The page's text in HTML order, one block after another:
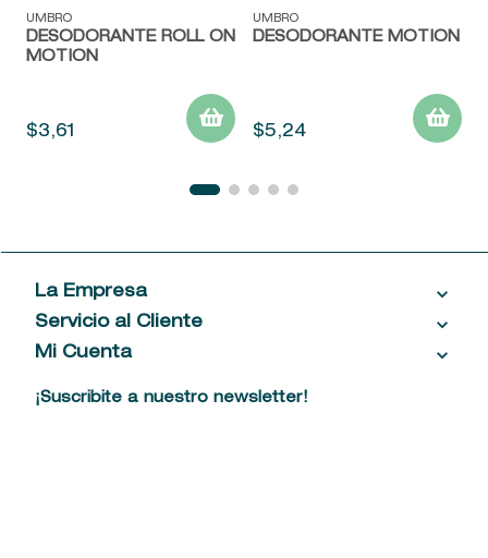
UMBRO
DESODORANTE ROLL ON
MOTION
$3,61
UMBRO
DESODORANTE MOTION
$5,24
La Empresa
Acerca de las Fragancias
Ventas al por mayor
Política de entrega
Servicio al Cliente
Contáctanos
Mi Cuenta
¡Suscribite a nuestro newsletter!